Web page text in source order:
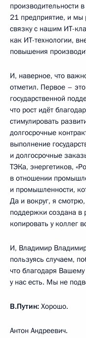
производительности
21 предприятие, и мы
связку с нашим ИТ-
как ИТ-технологии,
повышения
И, наверное, что
отметил. Первое – это
государственной
что рост идёт
стимулировать
долгосрочные
выполнение
и долгосрочные
ТЭКа, энергетиков,
в отношении
и промышленности,
Да и вокруг, я
поддержки создана в
копировать у коллег
И, Владимир
пользуясь случаем,
что благодаря
у нас есть. Мы не
В.Путин: Хорошо.
Антон Андреевич.